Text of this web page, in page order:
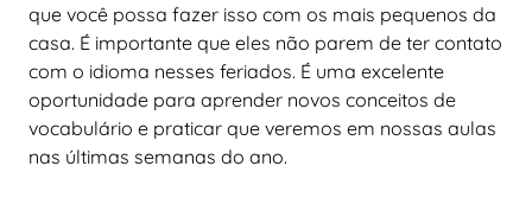
que você possa fazer isso com os mais pequenos da
casa. É importante que eles não parem de ter contato
com o idioma nesses feriados. É uma excelente
oportunidade para aprender novos conceitos de
vocabulário e praticar que veremos em nossas aulas
nas últimas semanas do ano.